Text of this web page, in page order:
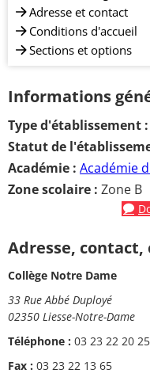
Adresse et contact
Conditions d'accueil
Sections et options
Informations
Type d'établissement :
Statut de
Académie : Académie
Zone scolaire : Zone B
Adresse, contact,
Collège Notre Dame
33 Rue Abbé Duployé
02350 Liesse-Notre-Dame
Téléphone : 03 23 22 20 25
Fax : 03 23 22 13 65